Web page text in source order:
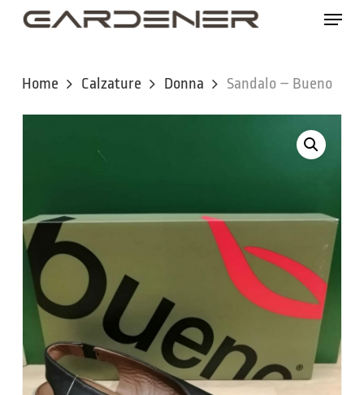
Skip
content
Menu
Home Calzature Donna Sandalo – Bueno